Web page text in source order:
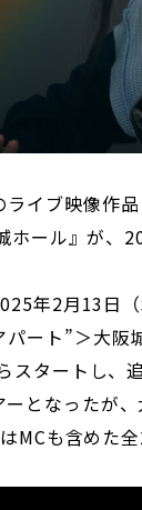
ライブ映像作
ホール』が、
年2月13日
パート”＞大阪
スタートし、
ーとなったが
MCも含めた